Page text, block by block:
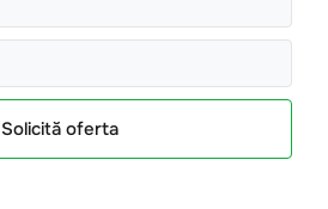
Solicită oferta